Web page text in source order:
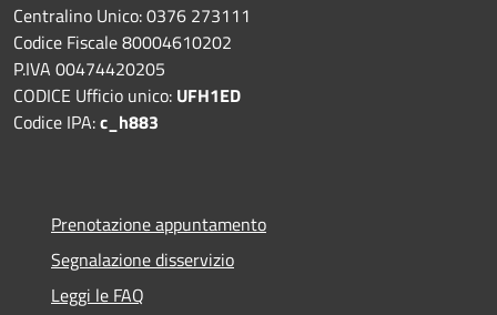
Centralino Unico: 0376 273111
Codice Fiscale 80004610202
P.IVA 00474420205
CODICE Ufficio unico: UFH1ED
Codice IPA:c_h883
Prenotazione appuntamento
Segnalazione disservizio
Leggi le FAQ